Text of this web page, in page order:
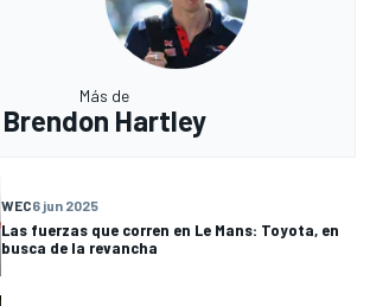
Más de
Brendon Hartley
WEC6 jun 2025
Las fuerzas que corren en Le Mans: Toyota, en
busca de la revancha